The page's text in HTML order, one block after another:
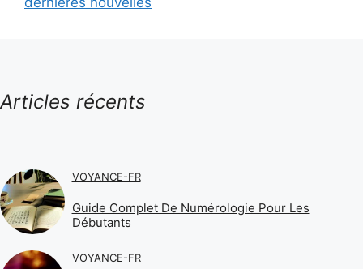
Articles récents
VOYANCE-FR
Guide Complet De Numérologie Pour Les
Débutants
VOYANCE-FR